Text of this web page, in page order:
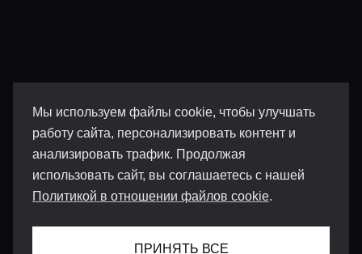
Мы используем файлы cookie, чтобы улучшать
работу сайта, персонализировать контент и
анализировать трафик. Продолжая
использовать сайт, вы соглашаетесь с нашей
Политикой в отношении файлов cookie.
ПРИНЯТЬ ВСЕ